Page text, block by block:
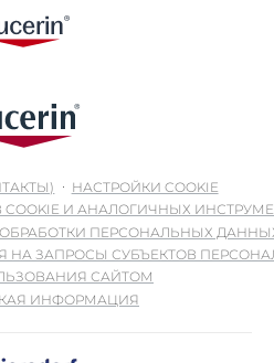
НАСТРОЙКИ COOKIE
И АНАЛОГИЧНЫХ
ПЕРСОНАЛЬНЫХ
НА ЗАПРОСЫ СУБЪЕКТОВ
САЙТОМ
ИНФОРМАЦИЯ